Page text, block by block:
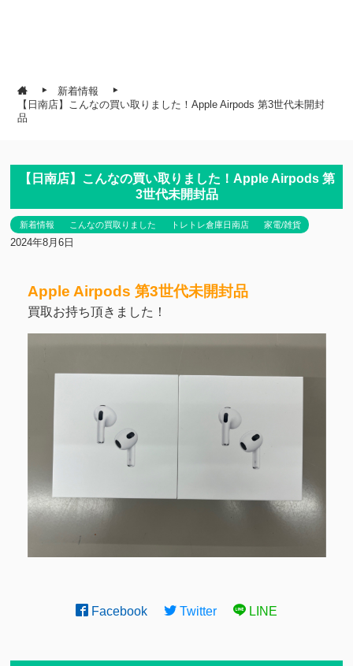
新着情報
【日南店】こんなの買い取りました！Apple Airpods 第3世代未開封
品
【日南店】こんなの買い取りました！Apple Airpods 第
3世代未開封品
新着情報 こんなの買取りました トレトレ倉庫日南店 家電/雑貨
2024年8月6日
Apple Airpods 第3世代未開封品
買取お持ち頂きました！
Facebook Twitter LINE